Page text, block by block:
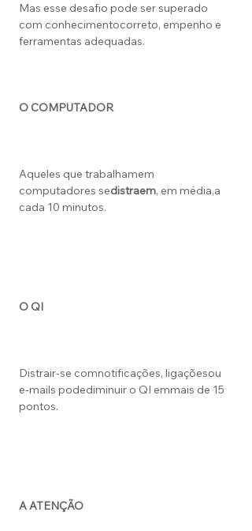
Mas esse desafio pode ser superado
com conhecimentocorreto, empenho e
ferramentas adequadas.
O COMPUTADOR
Aqueles que trabalhamem
computadores sedistraem, em média,a
cada 10 minutos.
O QI
Distrair-se comnotificações, ligaçõesou
e-mails podediminuir o QI emmais de 15
pontos.
A ATENÇÃO